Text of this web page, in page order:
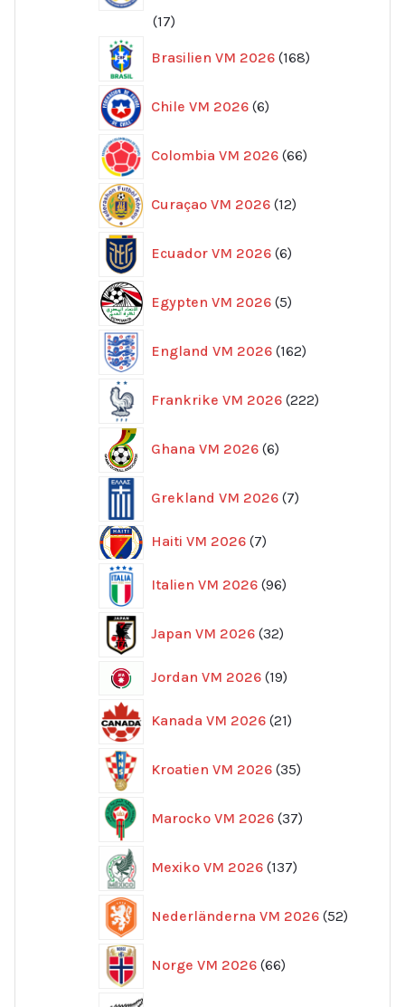
1717
Brasilien VM 2026 168
produkter
Chile VM 2026 6
produkter
Colombia VM 2026 66
produkter
Curaçao VM 2026 12
produkter
Ecuador VM 2026 6
produkter
Egypten VM 2026 5
produkter
England VM 2026 162
produkter
Frankrike VM 2026 222
produkter
Ghana VM 2026 6
produkter
Grekland VM 2026 7
produkter
Haiti VM 2026 77
Italien VM 2026 96
produkter
Japan VM 2026 32
produkter
Jordan VM 2026 1919
Kanada VM 2026 21
produkter
Kroatien VM 2026 35
produkter
Marocko VM 2026 37
produkter
Mexiko VM 2026 137
produkter
Nederländerna VM 2026 52
Norge VM 2026 66
produkter